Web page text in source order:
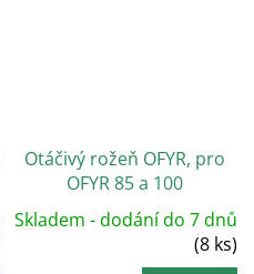
Otáčivý rožeň OFYR, pro
OFYR 85 a 100
Skladem - dodání do 7 dnů
(8 ks)